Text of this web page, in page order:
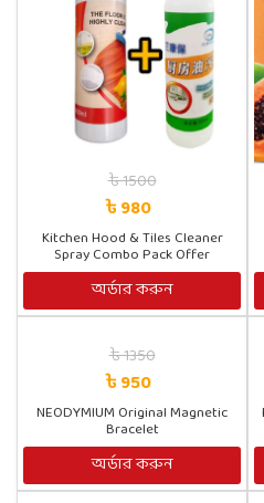
৳ 980
৳ 1500
Kitchen Hood & Tiles Cleaner
Spray Combo Pack Offer
অর্ডার করুন
৳ 950
৳ 1350
NEODYMIUM Original Magnetic
Bracelet
অর্ডার করুন